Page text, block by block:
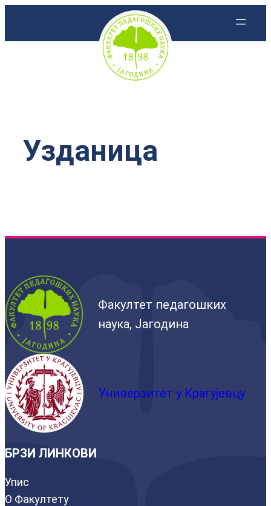
Узданица
Факултет педагошких
наука, Јагодина
Универзитет у Крагујевцу
БРЗИ ЛИНКОВИ
Упис
О Факултету